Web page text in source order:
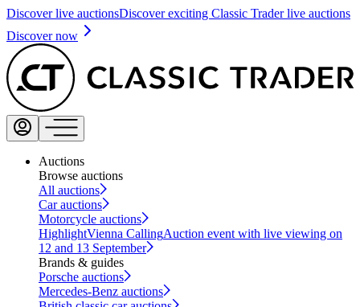
Discover live auctionsDiscover exciting Classic Trader live auctions
Discover now
Auctions
Browse auctions
All auctions
Car auctions
Motorcycle auctions
HighlightVienna CallingAuction event with live viewing on
12 and 13 September
Brands & guides
Porsche auctions
Mercedes-Benz auctions